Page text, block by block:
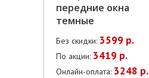
передние окна
темные
Без скидки: 3599 р.
По акции: 3419 р.
Онлайн-оплата: 3248 р.